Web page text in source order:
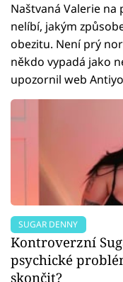
Naštvaná Valerie na
nelíbí, jakým
obezitu. Není prý
někdo vypadá jako
upozornil web
SUGAR DENNY
Kontroverzní
psychické
skončit?